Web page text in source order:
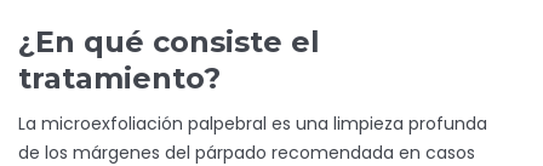
¿En qué consiste el
tratamiento?
La microexfoliación palpebral es una limpieza profunda
de los márgenes del párpado recomendada en casos